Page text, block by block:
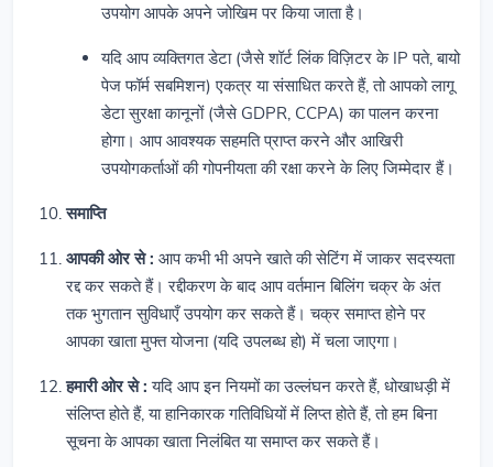
उपयोग आपके अपने जोखिम पर किया जाता है।
यदि आप व्यक्तिगत डेटा (जैसे शॉर्ट लिंक विज़िटर के IP पते, बायो
पेज फॉर्म सबमिशन) एकत्र या संसाधित करते हैं, तो आपको लागू
डेटा सुरक्षा कानूनों (जैसे GDPR, CCPA) का पालन करना
होगा। आप आवश्यक सहमति प्राप्त करने और आखिरी
उपयोगकर्ताओं की गोपनीयता की रक्षा करने के लिए जिम्मेदार हैं।
समाप्ति
आपकी ओर से : आप कभी भी अपने खाते की सेटिंग में जाकर सदस्यता
रद्द कर सकते हैं। रद्दीकरण के बाद आप वर्तमान बिलिंग चक्र के अंत
तक भुगतान सुविधाएँ उपयोग कर सकते हैं। चक्र समाप्त होने पर
आपका खाता मुफ्त योजना (यदि उपलब्ध हो) में चला जाएगा।
हमारी ओर से : यदि आप इन नियमों का उल्लंघन करते हैं, धोखाधड़ी में
संलिप्त होते हैं, या हानिकारक गतिविधियों में लिप्त होते हैं, तो हम बिना
सूचना के आपका खाता निलंबित या समाप्त कर सकते हैं।